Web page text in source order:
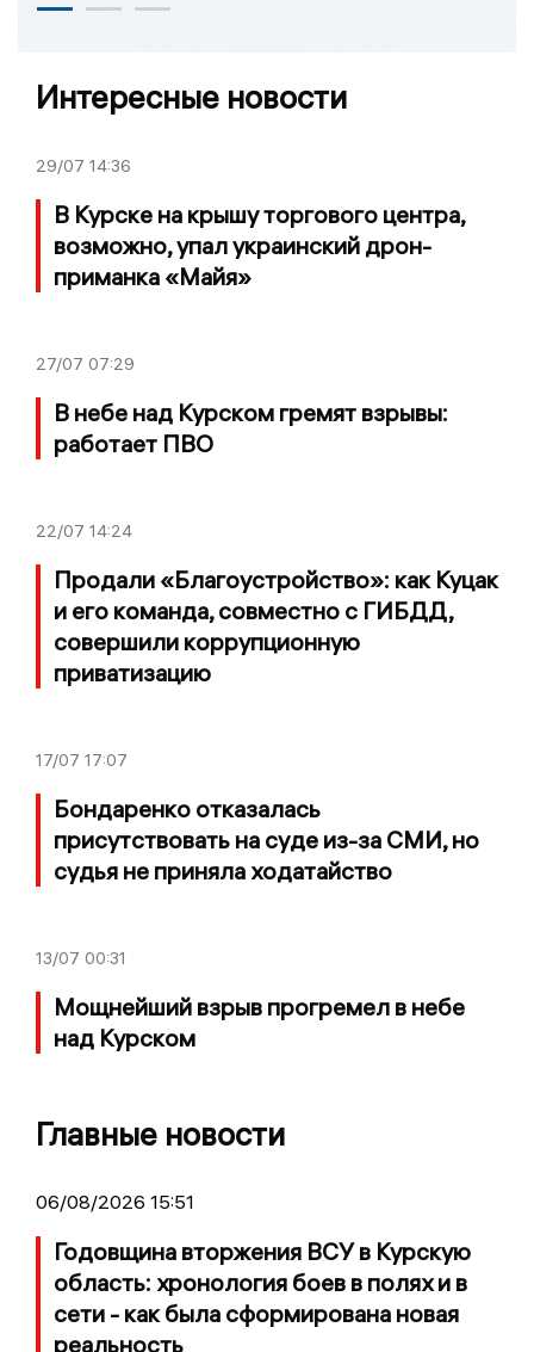
Интересные новости
29/07 14:36
В Курске на крышу торгового центра,
возможно, упал украинский дрон-
приманка «Майя»
27/07 07:29
В небе над Курском гремят взрывы:
работает ПВО
22/07 14:24
Продали «Благоустройство»: как Куцак
и его команда, совместно с ГИБДД,
совершили коррупционную
приватизацию
17/07 17:07
Бондаренко отказалась
присутствовать на суде из-за СМИ, но
судья не приняла ходатайство
13/07 00:31
Мощнейший взрыв прогремел в небе
над Курском
Главные новости
06/08/2026 15:51
Годовщина вторжения ВСУ в Курскую
область: хронология боев в полях и в
сети - как была сформирована новая
реальность